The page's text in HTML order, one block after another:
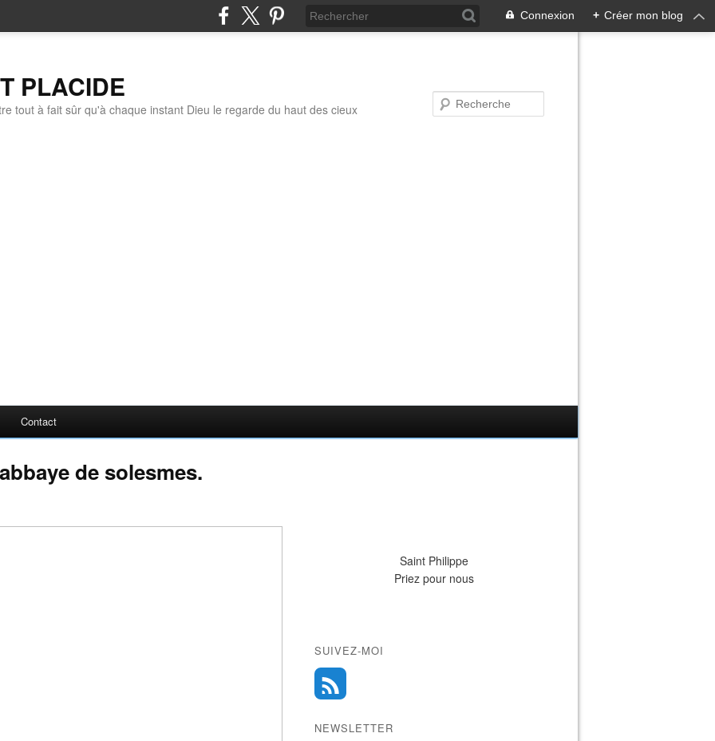
Connexion + Créer mon blog
PLACIDE
tout à fait sûr qu'à chaque instant Dieu le regarde du haut des cieux
Contact
de solesmes.
Saint Philippe
Priez pour nous
SUIVEZ-MOI
NEWSLETTER